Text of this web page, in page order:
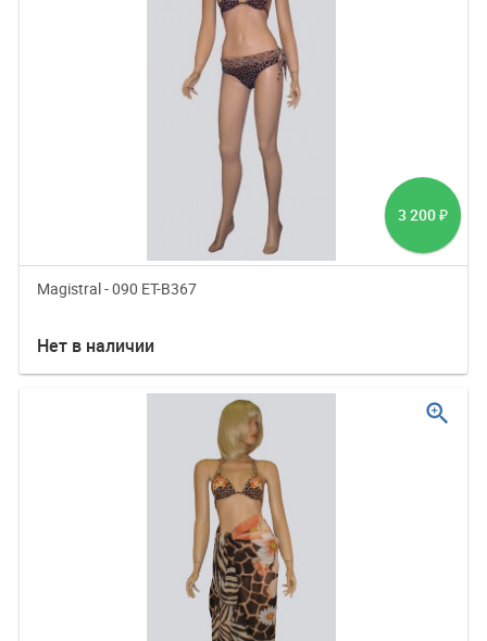
3 200 ₽
Magistral - 090 ET-B367
Нет в наличии
zoom_in